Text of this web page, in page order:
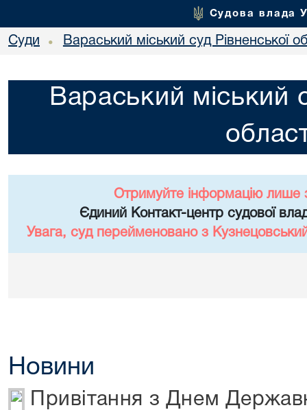
Судова влада
Суди • Вараський міський суд Рівненської
Вараський міський
Отримуйте інформацію лише
Єдиний Контакт-центр судової
Увага, суд перейменовано з Кузнецовський
Новини
Привітання з Днем